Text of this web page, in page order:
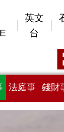
英文
台
法庭事 錢財